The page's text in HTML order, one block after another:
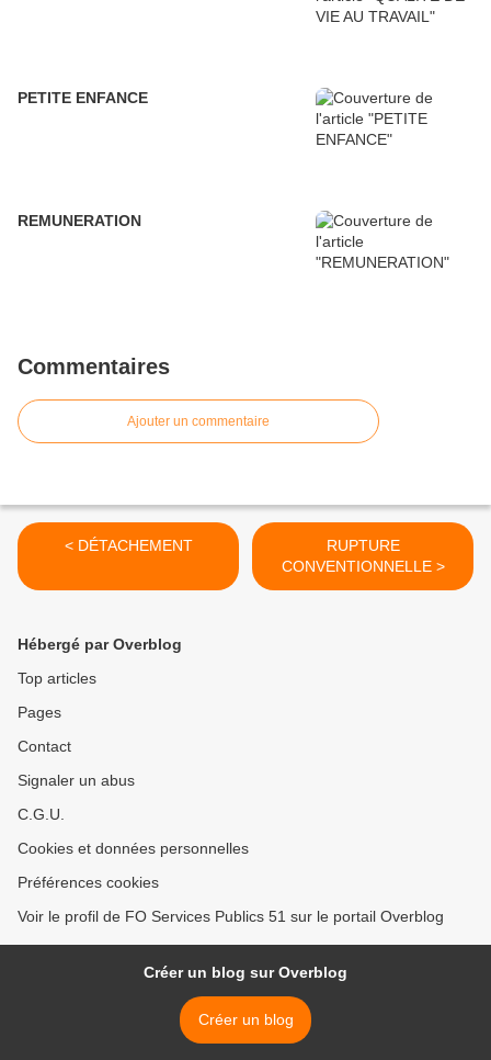
PETITE ENFANCE
REMUNERATION
Commentaires
Ajouter un commentaire
< DÉTACHEMENT
RUPTURE
CONVENTIONNELLE >
Hébergé par Overblog
Top articles
Pages
Contact
Signaler un abus
C.G.U.
Cookies et données personnelles
Préférences cookies
Voir le profil de FO Services Publics 51 sur le portail Overblog
Créer un blog sur Overblog
Créer un blog